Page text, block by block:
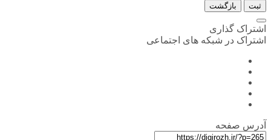
ثبت بازگشت
اشتراک گذاری
اشتراک در شبکه های اجتماعی
آدرس صفحه